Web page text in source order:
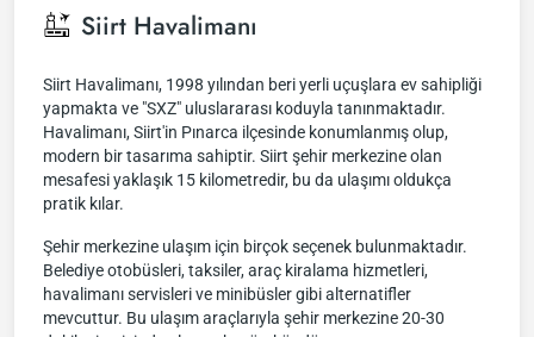
Siirt Havalimanı
Siirt Havalimanı, 1998 yılından beri yerli uçuşlara ev sahipliği
yapmakta ve "SXZ" uluslararası koduyla tanınmaktadır.
Havalimanı, Siirt'in Pınarca ilçesinde konumlanmış olup,
modern bir tasarıma sahiptir. Siirt şehir merkezine olan
mesafesi yaklaşık 15 kilometredir, bu da ulaşımı oldukça
pratik kılar.
Şehir merkezine ulaşım için birçok seçenek bulunmaktadır.
Belediye otobüsleri, taksiler, araç kiralama hizmetleri,
havalimanı servisleri ve minibüsler gibi alternatifler
mevcuttur. Bu ulaşım araçlarıyla şehir merkezine 20-30